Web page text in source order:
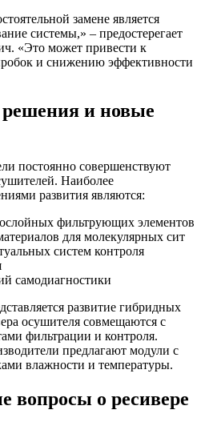
замене является
системы,» – предостерегает
«Это может привести к
и снижению эффективности
и новые
постоянно совершенствуют
Наиболее
развития являются:
фильтрующих элементов
для молекулярных сит
систем контроля
самодиагностики
развитие гибридных
осушителя совмещаются с
фильтрации и контроля.
предлагают модули с
влажности и температуры.
вопросы о ресивере